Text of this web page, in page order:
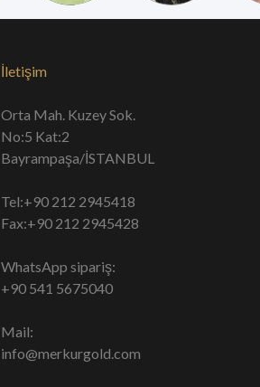
İletişim
Orta Mah. Kuzey Sok.
No:5 Kat:2
Bayrampaşa/İSTANBUL
Tel:+90 212 2945418
Fax:+90 212 2945428
WhatsApp sipariş:
+90 541 5675040
Mail:
info@merkurgold.com